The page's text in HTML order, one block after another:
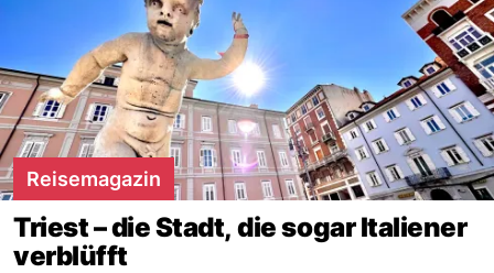
Reisemagazin
Triest – die Stadt, die sogar Italiener
verblüfft